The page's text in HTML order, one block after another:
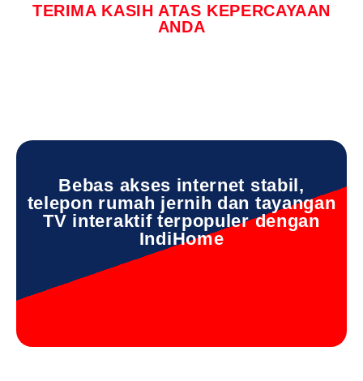
TERIMA KASIH ATAS KEPERCAYAAN
ANDA
Bebas akses internet stabil,
telepon rumah jernih dan tayangan
TV interaktif terpopuler dengan
IndiHome